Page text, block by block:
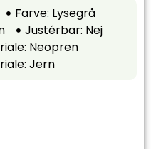
Farve: Lysegrå
Justérbar: Nej
Neopren
Jern